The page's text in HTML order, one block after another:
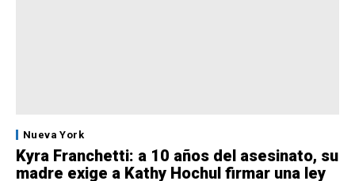
Nueva York
Kyra Franchetti: a 10 años del asesinato, su
madre exige a Kathy Hochul firmar una ley